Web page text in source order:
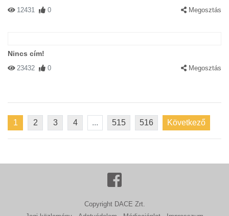
12431 0 Megosztás
Nincs cím!
23432 0 Megosztás
1 2 3 4 ... 515 516 Következő
Copyright DACE Zrt.